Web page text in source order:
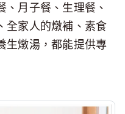
月子餐、生理餐、
全家人的燉補、素食
生燉湯，都能提供專